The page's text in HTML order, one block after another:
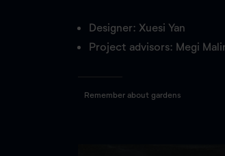
Designer: Xuesi Yan
Project advisors: Megi
Remember about gardens